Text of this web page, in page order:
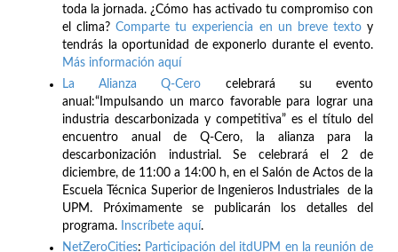
toda la jornada. ¿Cómo has activado tu compromiso con
el clima?Comparte tu experiencia en un breve textoy
tendrás la oportunidad de exponerlo durante el evento.
Más información aquí
La Alianza Q-Cero celebrará su evento
anual:“Impulsando un marco favorable para lograr una
industria descarbonizada y competitiva” es el título del
encuentro anual de Q-Cero, la alianza para la
descarbonización industrial. Se celebrará el 2 de
diciembre, de 11:00 a 14:00 h, en el Salón de Actos de la
Escuela Técnica Superior de Ingenieros Industriales de la
UPM. Próximamente se publicarán los detalles del
programa.
Inscríbete aquí.
NetZeroCities: Participación del itdUPM en la reunión de